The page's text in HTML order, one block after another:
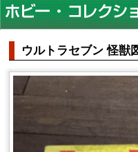
ウルトラセブン 怪獣